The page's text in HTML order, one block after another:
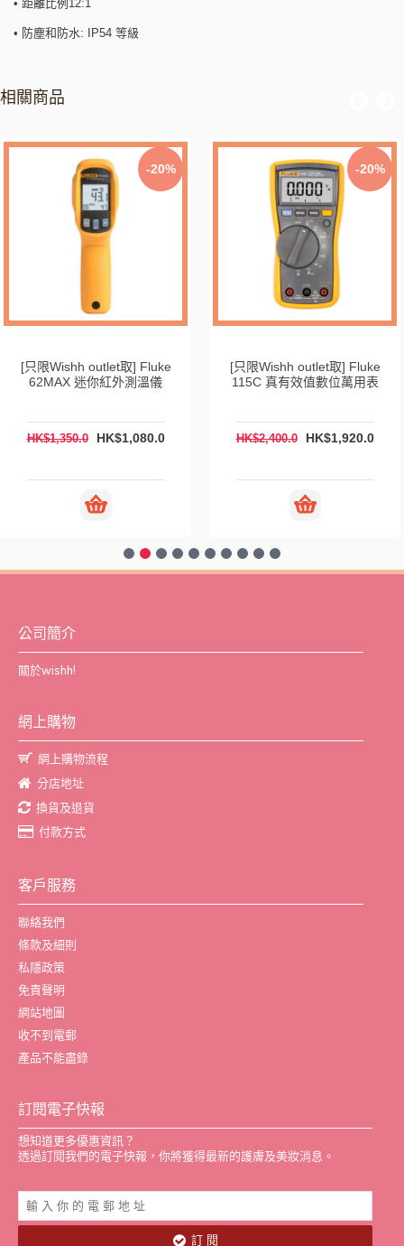
• 距離比例12:1
• 防塵和防水: IP54 等級
相關商品
-20%
outlet取] Fluke
有效值數位萬用表
HK$1,920.0
-20%
[只限Wishh outlet取] Fluke
325 真有效值鉗錶
HK$2,688.0 HK$2,150.0
[只
公司簡介
關於wishh!
網上購物
網上購物流程
分店地址
換貨及退貨
付款方式
客戶服務
聯絡我們
條款及細則
私隱政策
免責聲明
網站地圖
收不到電郵
產品不能盡錄
訂閱電子快報
想知道更多優惠資訊？
透過訂閱我們的電子快報，你將獲得最新的護膚及美妝消息。
訂 閱